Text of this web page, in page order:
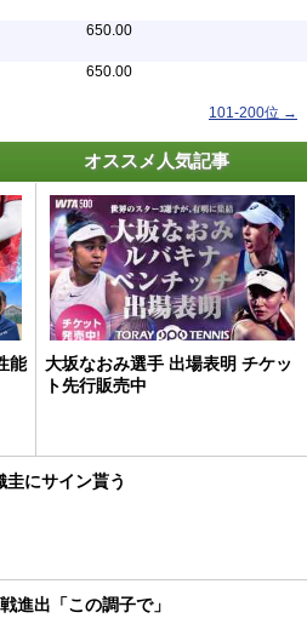
650.00
650.00
101-200位 →
オススメ人気記事
能
大坂なおみ選手 出場表明 チケッ
ト先行販売中
にサイン貰う
進出「この調子で」